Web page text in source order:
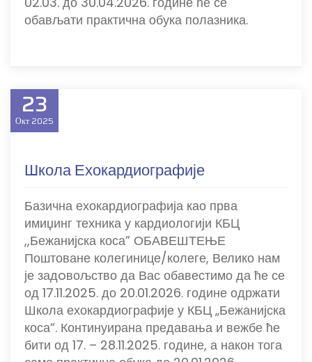
обављати практична обука полазника.
23
Окт 2025
Школа Ехокардиографије
Базична ехокардиографија као прва
имиџинг техника у кардиологији КБЦ
,,Бежанијска коса” ОБАВЕШТЕЊЕ
Поштоване колегинице/колеге, Велико нам
је задoвољство да Вас обавестимо да ће се
од 17.11.2025. до 20.01.2026. године одржати
Школа ехокардиографије у КБЦ „Бежанијска
коса“. Континуирана предавања и вежбе ће
бити од 17. – 28.11.2025. године, а након тога